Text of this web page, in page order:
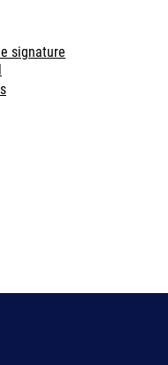
signature